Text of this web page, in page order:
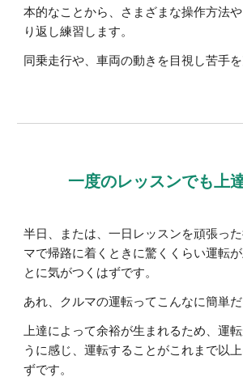
本的なことから、さまざまな操作方法
り返し練習します。
同乗走行や、車両の動きを目視し苦手を
一度のレッスンでも上
半日、または、一日レッスンを頑張っ
マで帰路に着くときに驚くくらい運転
とに気がつくはずです。
あれ、クルマの運転ってこんなに簡単
上達によって余裕が生まれるため、運
うに感じ、運転することがこれまで以
ずです。